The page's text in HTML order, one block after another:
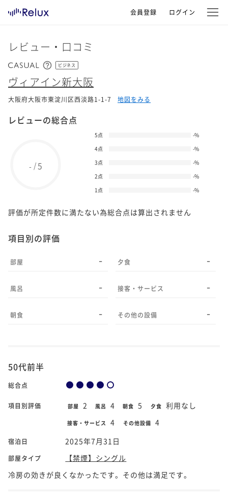
会員登録 ログイン
レビュー・口コミ
ビジネス
ヴィアイン新大阪
大阪府大阪市東淀川区西淡路1-1-7 地図をみる
レビューの総合点
- /5
5点 -%
4点
-%
3点
-%
2点
-%
1点
-%
評価が所定件数に満たない為総合点は算出されません
項目別の評価
部屋 -
風呂 -
朝食 -
夕食 -
接客・サービス -
その他の設備 -
50代前半
総合点
項目別評価 部屋 2 風呂 4 朝食 5 夕食 利用なし
接客・サービス 4 その他設備 4
宿泊日 2025年7月31日
部屋タイプ
【禁煙】シングル
冷房の効きが良くなかったです。その他は満足です。